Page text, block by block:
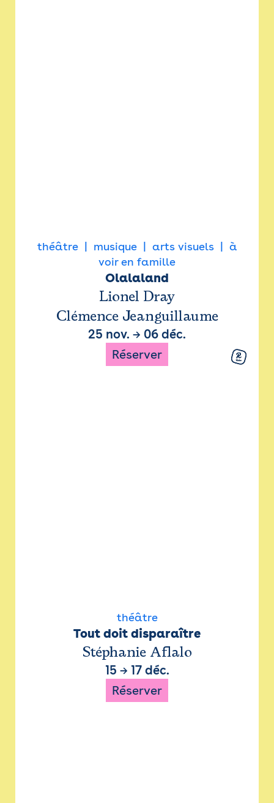
théâtre musique arts visuels
à
voir en famille
Olalaland
Lionel Dray
Clémence Jeanguillaume
25 nov. → 06 déc.
Réserver
théâtre
Tout doit disparaître
Stéphanie Aflalo
15 → 17 déc.
Réserver